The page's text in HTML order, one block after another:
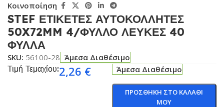
Κοινοποίηση
STEF ΕΤΙΚΕΤΕΣ ΑΥΤΟΚΟΛΛΗΤΕΣ
50X72MM 4/ΦΥΛΛΟ ΛΕΥΚΕΣ 40
ΦΥΛΛΑ
SKU: 56100-28 Άμεσα Διαθέσιμο
Τιμή Τεμαχίου:2,26 € Άμεσα Διαθέσιμο
ΠΡΟΣΘΗΚΗ ΣΤΟ ΚΑΛΑΘΙ
ΜΟΥ